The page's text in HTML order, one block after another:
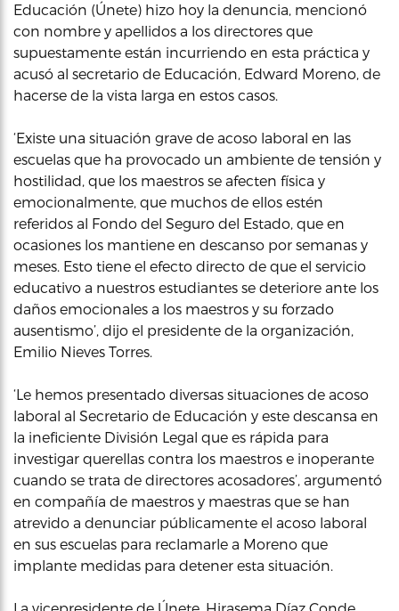
Educación (Únete) hizo hoy la denuncia, mencionó
con nombre y apellidos a los directores que
supuestamente están incurriendo en esta práctica y
acusó al secretario de Educación, Edward Moreno, de
hacerse de la vista larga en estos casos.
‘Existe una situación grave de acoso laboral en las
escuelas que ha provocado un ambiente de tensión y
hostilidad, que los maestros se afecten física y
emocionalmente, que muchos de ellos estén
referidos al Fondo del Seguro del Estado, que en
ocasiones los mantiene en descanso por semanas y
meses. Esto tiene el efecto directo de que el servicio
educativo a nuestros estudiantes se deteriore ante los
daños emocionales a los maestros y su forzado
ausentismo’, dijo el presidente de la organización,
Emilio Nieves Torres.
‘Le hemos presentado diversas situaciones de acoso
laboral al Secretario de Educación y este descansa en
la ineficiente División Legal que es rápida para
investigar querellas contra los maestros e inoperante
cuando se trata de directores acosadores’, argumentó
en compañía de maestros y maestras que se han
atrevido a denunciar públicamente el acoso laboral
en sus escuelas para reclamarle a Moreno que
implante medidas para detener esta situación.